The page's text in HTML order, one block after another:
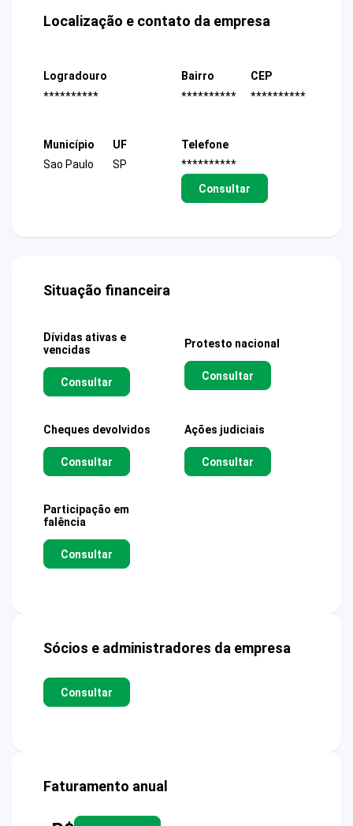
Localização e contato da empresa
Logradouro
**********
Bairro
**********
CEP
**********
Município
Sao Paulo
UF
SP
Telefone
**********
Consultar
Situação financeira
Dívidas ativas e
vencidas
Consultar
Protesto nacional
Consultar
Cheques devolvidos
Consultar
Ações judiciais
Consultar
Participação em
falência
Consultar
Sócios e administradores da empresa
Consultar
Faturamento anual